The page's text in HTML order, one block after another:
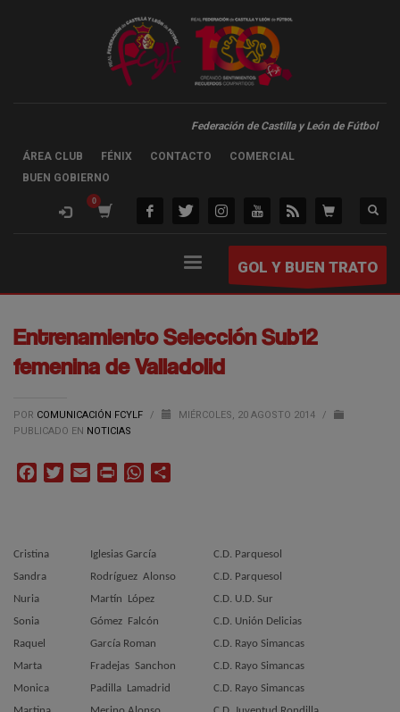
Federación de Castilla y León de Fútbol
ÁREA CLUB FÉNIX CONTACTO
COMERCIAL
BUEN GOBIERNO
GOL Y BUEN TRATO
Entrenamiento Selección Sub12
femenina de Valladolid
POR COMUNICACIÓN FCYLF / MIÉRCOLES, 20 AGOSTO 2014
/
PUBLICADO EN NOTICIAS
FacebookTwitterEmail Print WhatsApp
Cristina Iglesias García
C.D. Parquesol
Sandra
Rodríguez Alonso
C.D. Parquesol
Nuria
Martín López
C.D. U.D. Sur
Sonia
Gómez Falcón
C.D. Unión Delicias
Raquel
García Roman
C.D. Rayo Simancas
Marta
Fradejas Sanchon
C.D. Rayo Simancas
Monica
Padilla Lamadrid
C.D. Rayo Simancas